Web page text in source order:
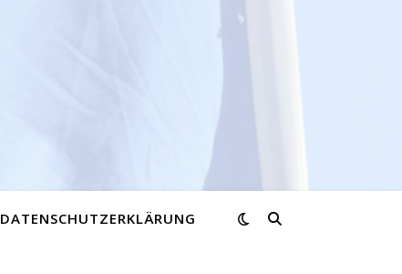
DATENSCHUTZERKLÄRUNG